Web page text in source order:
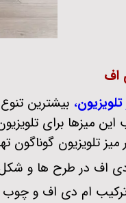
اف
، بیشترین
میزها برای
میز تلویزیون
دی اف در طرح‌ ها و
ترکیب ام دی اف و